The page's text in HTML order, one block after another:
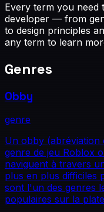
Every term you need
developer — from
to design principles
any term to learn
Genres
Obby
genre
Un obby
genre de jeu Roblox
naviguent à travers
plus en plus difficiles
sont l'un des genres
populaires sur la